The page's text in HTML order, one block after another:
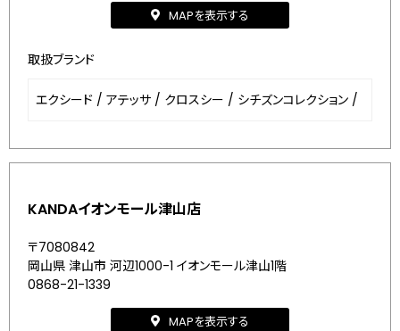
MAPを表示する
取扱ブランド
エクシード / アテッサ / クロスシー / シチズンコレクション /
KANDAイオンモール津山店
〒7080842
岡山県 津山市 河辺1000-1 イオンモール津山1階
0868-21-1339
MAPを表示する